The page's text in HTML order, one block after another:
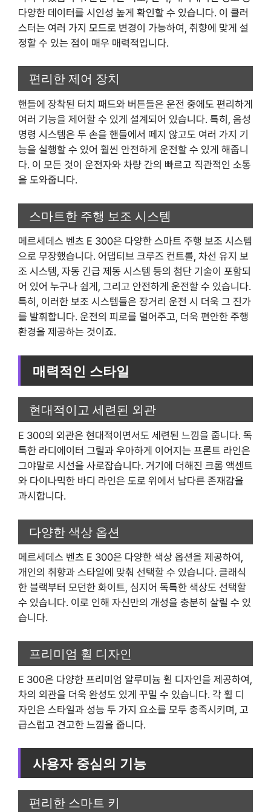
다양한 데이터를 시인성 높게 확인할 수 있습니다. 이 클러
스터는 여러 가지 모드로 변경이 가능하여, 취향에 맞게 설
정할 수 있는 점이 매우 매력적입니다.
편리한 제어 장치
핸들에 장착된 터치 패드와 버튼들은 운전 중에도 편리하게
여러 기능을 제어할 수 있게 설계되어 있습니다. 특히, 음성
명령 시스템은 두 손을 핸들에서 떼지 않고도 여러 가지 기
능을 실행할 수 있어 훨씬 안전하게 운전할 수 있게 해줍니
다. 이 모든 것이 운전자와 차량 간의 빠르고 직관적인 소통
을 도와줍니다.
스마트한 주행 보조 시스템
메르세데스 벤츠 E 300은 다양한 스마트 주행 보조 시스템
으로 무장했습니다. 어댑티브 크루즈 컨트롤, 차선 유지 보
조 시스템, 자동 긴급 제동 시스템 등의 첨단 기술이 포함되
어 있어 누구나 쉽게, 그리고 안전하게 운전할 수 있습니다.
특히, 이러한 보조 시스템들은 장거리 운전 시 더욱 그 진가
를 발휘합니다. 운전의 피로를 덜어주고, 더욱 편안한 주행
환경을 제공하는 것이죠.
매력적인 스타일
현대적이고 세련된 외관
E 300의 외관은 현대적이면서도 세련된 느낌을 줍니다. 독
특한 라디에이터 그릴과 우아하게 이어지는 프론트 라인은
그야말로 시선을 사로잡습니다. 거기에 더해진 크롬 액센트
와 다이나믹한 바디 라인은 도로 위에서 남다른 존재감을
과시합니다.
다양한 색상 옵션
메르세데스 벤츠 E 300은 다양한 색상 옵션을 제공하여,
개인의 취향과 스타일에 맞춰 선택할 수 있습니다. 클래식
한 블랙부터 모던한 화이트, 심지어 독특한 색상도 선택할
수 있습니다. 이로 인해 자신만의 개성을 충분히 살릴 수 있
습니다.
프리미엄 휠 디자인
E 300은 다양한 프리미엄 알루미늄 휠 디자인을 제공하여,
차의 외관을 더욱 완성도 있게 꾸밀 수 있습니다. 각 휠 디
자인은 스타일과 성능 두 가지 요소를 모두 충족시키며, 고
급스럽고 견고한 느낌을 줍니다.
사용자 중심의 기능
편리한 스마트 키